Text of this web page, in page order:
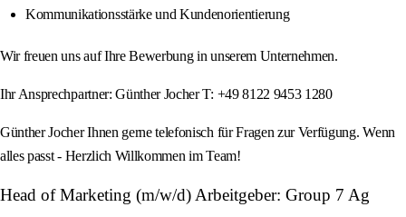
Kommunikationsstärke und Kundenorientierung
Wir freuen uns auf Ihre Bewerbung in unserem Unternehmen.
Ihr Ansprechpartner: Günther Jocher T: +49 8122 9453 1280
Günther Jocher Ihnen gerne telefonisch für Fragen zur Verfügung. Wenn
alles passt - Herzlich Willkommen im Team!
Head of Marketing (m/w/d) Arbeitgeber: Group 7 Ag